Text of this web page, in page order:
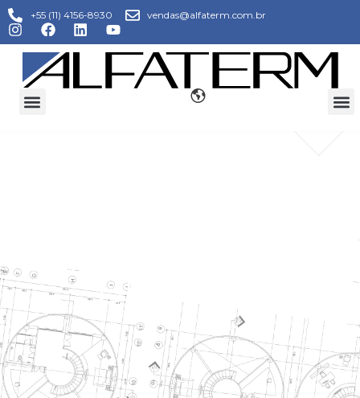
+55 (11) 4156-8930 vendas@alfaterm.com.br
BEBIDAS